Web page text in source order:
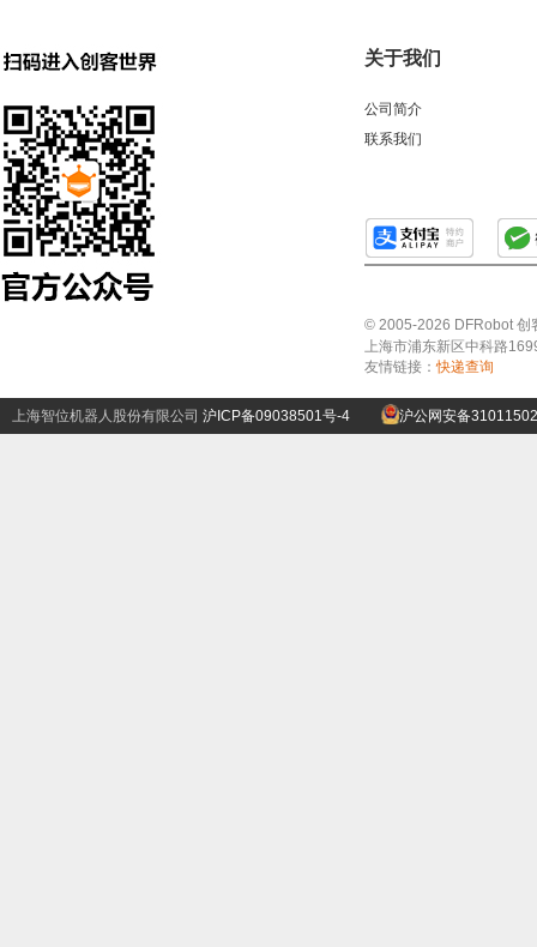
关于我们
公司简介
联系我们
© 2005-2026 DFRobot 创
上海市浦东新区中科路
友情链接：快递查询
上海智位机器人股份有限公司 沪ICP备09038501号-4 沪公网安备